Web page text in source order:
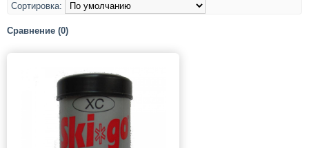
Сортировка:
Сравнение (0)